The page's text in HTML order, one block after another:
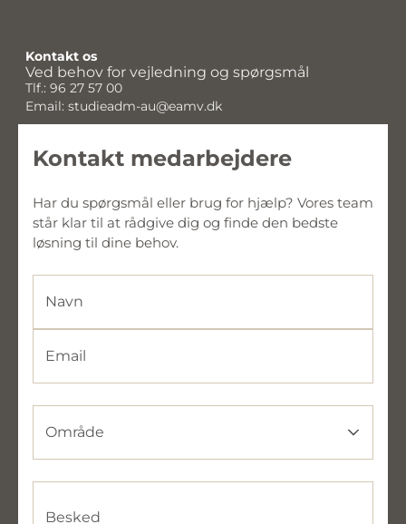
Kontakt os
Ved behov for vejledning og spørgsmål
Tlf.: 96 27 57 00
Email: studieadm-au@eamv.dk
Kontakt medarbejdere
Har du spørgsmål eller brug for hjælp? Vores team
står klar til at rådgive dig og finde den bedste
løsning til dine behov.
Navn
Email
Område
Besked